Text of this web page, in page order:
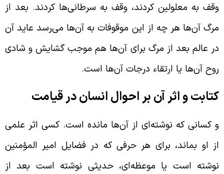
به معلولین کردند، وقف به سرطانی‌ها کردند.‌ بعد از
آن‌ها هر چه از این موقوفات به آن‌ها می‌رسد عاید آن
عالم بعد از مرگ برای آن‌ها هم موجب گشایش و شادی
آن‌ها یا ارتقاء درجات آن‌ها است.
و اثر آن بر احوال انسان در قیامت
کسانی که نوشته‌ای از آن‌ها مانده است. کسی اثر علمی
او بماند، برای هر حرفی که در فضایل امیر المؤمنین
است یا موعظه‌ای، حدیثی نوشته است بعد از